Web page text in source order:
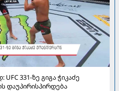
331-ზე გიგა ჭიკაძე
დაუპირისპირდება